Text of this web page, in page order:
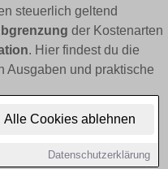
Alle Cookies ablehnen
Datenschutzerklärung
steuerlich geltend
der Kostenarten
. Hier findest du die
Ausgaben und praktische
sofort